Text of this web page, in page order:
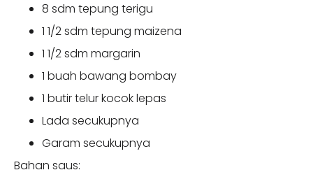
8 sdm tepung terigu
1 1/2 sdm tepung maizena
1 1/2 sdm margarin
1 buah bawang bombay
1 butir telur kocok lepas
Lada secukupnya
Garam secukupnya
Bahan saus: